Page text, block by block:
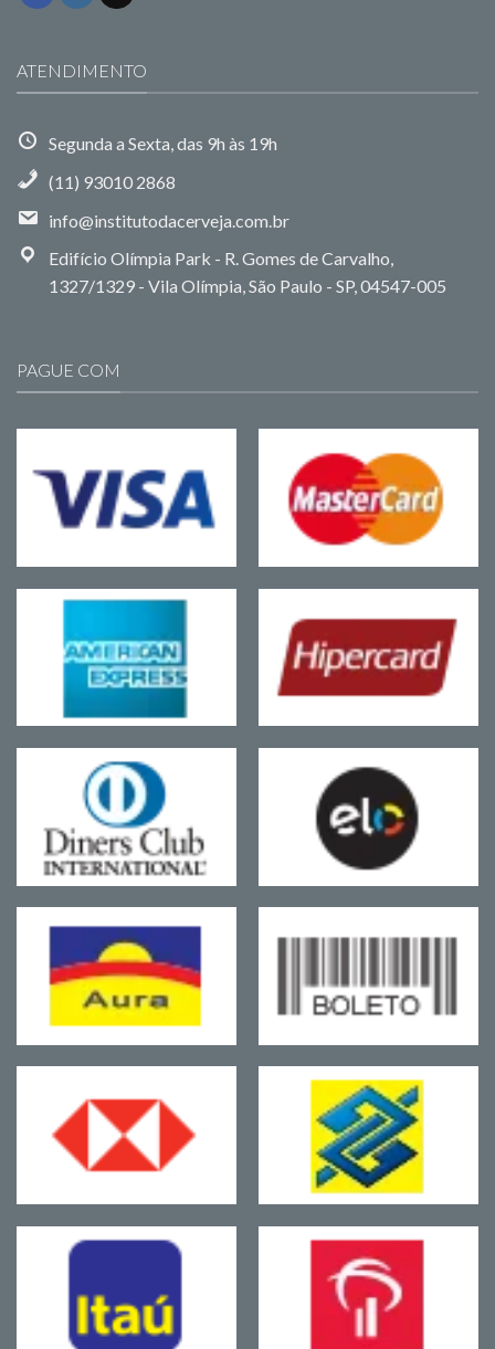
ATENDIMENTO
Segunda a Sexta, das 9h às 19h
(11) 93010 2868
info@institutodacerveja.com.br
Edifício Olímpia Park - R. Gomes de Carvalho,
1327/1329 - Vila Olímpia, São Paulo - SP, 04547-005
PAGUE COM